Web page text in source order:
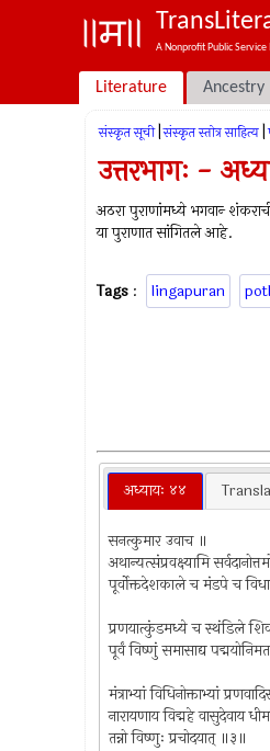
A Nonprofit Public
Literature Ancestry
संस्कृत सूची संस्कृत स्तोत्र साहित्य
उत्तरभागः -
अठरा पुराणांमध्ये भगवान्‍
या पुराणात सांगितले आहे.
Tags : lingapuran
अध्यायः ४४
सनत्कुमार उवाच ॥
अथान्यत्संप्रवक्ष्यामि
पूर्वोक्तदेशकाले च मंडपे च
प्रणयात्कुंडमध्ये च स्थंडिले
पूर्वं विष्णुं समासाद्य
मंत्राभ्यां विधिनोक्ताभ्यां
नारायणाय विद्महे वासुदेवाय
तन्नो विष्णुः प्रचोदयात् ॥३॥